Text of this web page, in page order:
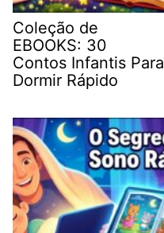
Coleção de
EBOOKS: 30
Contos Infantis Para
Dormir Rápido